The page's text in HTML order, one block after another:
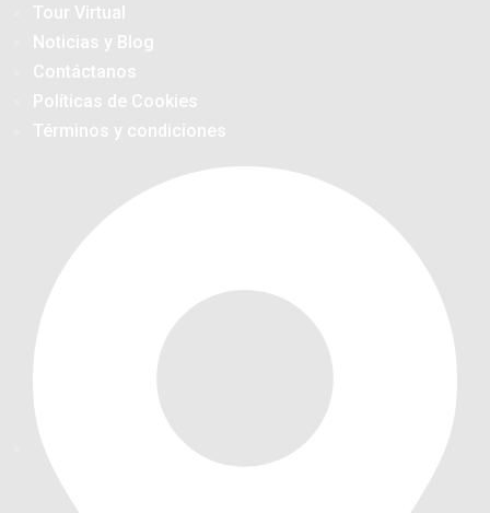
Tour Virtual
Noticias y Blog
Contáctanos
Políticas de Cookies
Términos y condiciones